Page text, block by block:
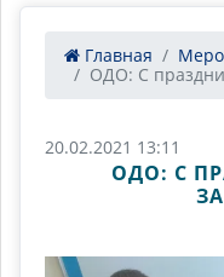
Главная
ОДО: С
20.02.2021 13:11
ОДО: С